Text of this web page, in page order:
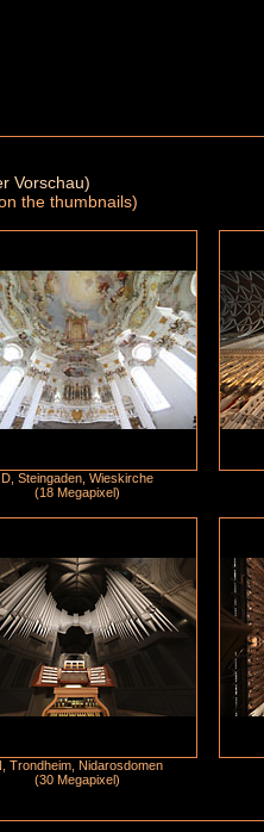
Vorschau)
the thumbnails)
D, Steingaden, Wieskirche
(18 Megapixel)
Trondheim, Nidarosdomen
(30 Megapixel)